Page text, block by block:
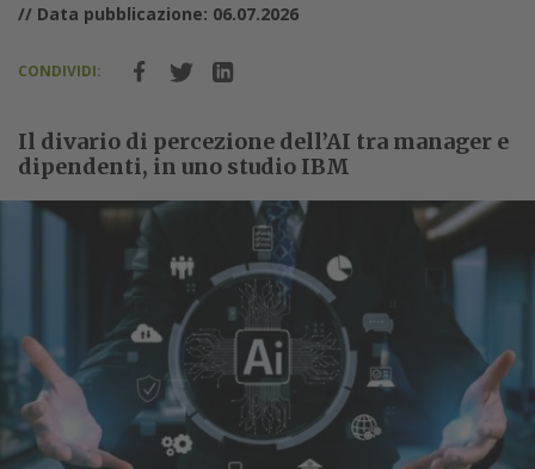
// Data pubblicazione: 06.07.2026
CONDIVIDI:
Il divario di percezione dell’AI tra manager e
dipendenti, in uno studio IBM